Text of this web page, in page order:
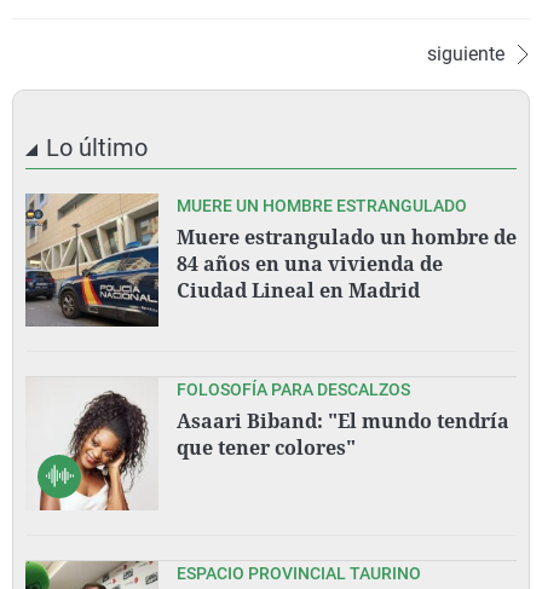
siguiente
Lo último
MUERE UN HOMBRE ESTRANGULADO
Muere estrangulado un hombre de
84 años en una vivienda de
Ciudad Lineal en Madrid
FOLOSOFÍA PARA DESCALZOS
Asaari Biband: "El mundo tendría
que tener colores"
ESPACIO PROVINCIAL TAURINO